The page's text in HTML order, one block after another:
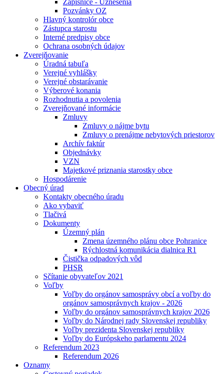
Zápisnice - Uznesenia
Pozvánky OZ
Hlavný kontrolór obce
Zástupca starostu
Interné predpisy obce
Ochrana osobných údajov
Zverejňovanie
Úradná tabuľa
Verejné vyhlášky
Verejné obstarávanie
Výberové konania
Rozhodnutia a povolenia
Zverejňované informácie
Zmluvy
Zmluvy o nájme bytu
Zmluvy o prenájme nebytových priestorov
Archív faktúr
Objednávky
VZN
Majetkové priznania starostky obce
Hospodárenie
Obecný úrad
Kontakty obecného úradu
Ako vybaviť
Tlačivá
Dokumenty
Územný plán
Zmena územného plánu obce Pohranice
Rýchlostná komunikácia dialnica R1
Čistička odpadových vôd
PHSR
Sčítanie obyvateľov 2021
Voľby
Voľby do orgánov samosprávy obcí a voľby do
orgánov samosprávnych krajov - 2026
Voľby do orgánov samosprávnych krajov 2026
Voľby do Národnej rady Slovenskej republiky
Voľby prezidenta Slovenskej republiky
Voľby do Európskeho parlamentu 2024
Referendum 2023
Referendum 2026
Oznamy